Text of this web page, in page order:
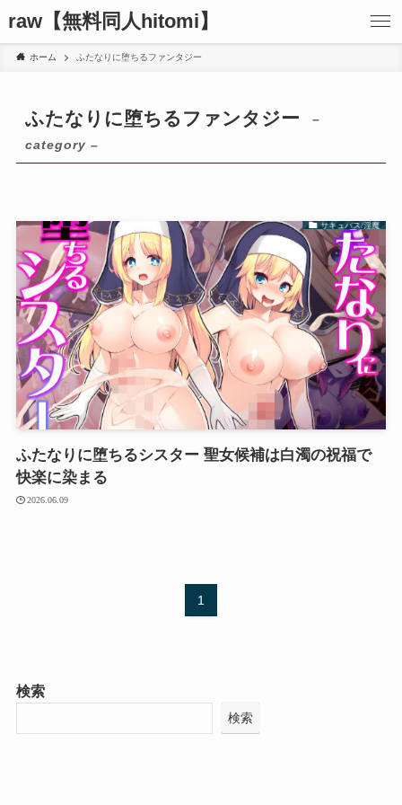
raw【無料同人hitomi】
ホーム ふたなりに堕ちるファンタジー
ふたなりに堕ちるファンタジー
–
category –
サキュバス/淫魔
ふたなりに堕ちるシスター 聖女候補は白濁の祝福で
快楽に染まる
2026.06.09
1
検索
検索